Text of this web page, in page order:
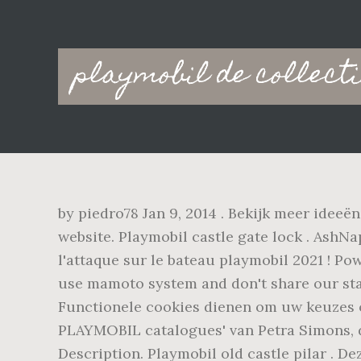
playmobil de
Main
navigation
by piedro78 Jan 9, 2014 . Bekijk meer
website. Playmobil castle gate lock .
l'attaque sur le bateau playmobil 2021 !
use mamoto system and don't share our
Functionele cookies dienen om uw
PLAYMOBIL catalogues' van Petra
Description. Playmobil old castle pilar .